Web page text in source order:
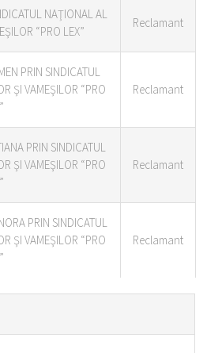
NAŢIONAL AL
“PRO LEX”
Reclamant
PRIN SINDICATUL
ŞI VAMEŞILOR “PRO
Reclamant
PRIN SINDICATUL
ŞI VAMEŞILOR “PRO
Reclamant
PRIN SINDICATUL
ŞI VAMEŞILOR “PRO
Reclamant